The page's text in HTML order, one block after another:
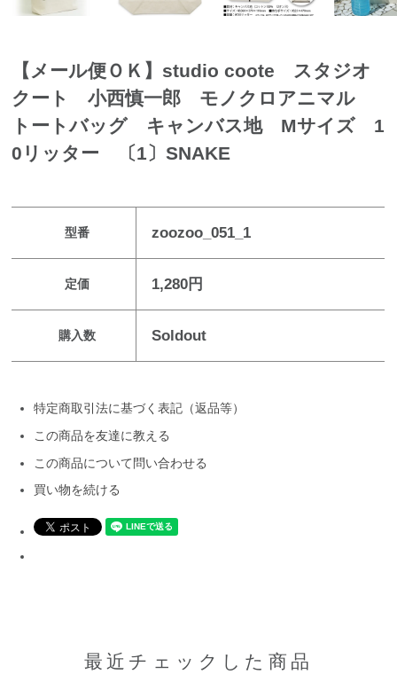
【メール便ＯＫ】studio coote スタジオ
クート 小西慎一郎 モノクロアニマル
トートバッグ キャンバス地 Mサイズ 1
0リッター 〔1〕SNAKE
型番 zoozoo_051_1
定価 1,280円
購入数 Soldout
特定商取引法に基づく表記（返品等）
この商品を友達に教える
この商品について問い合わせる
買い物を続ける
最近チェックした商品